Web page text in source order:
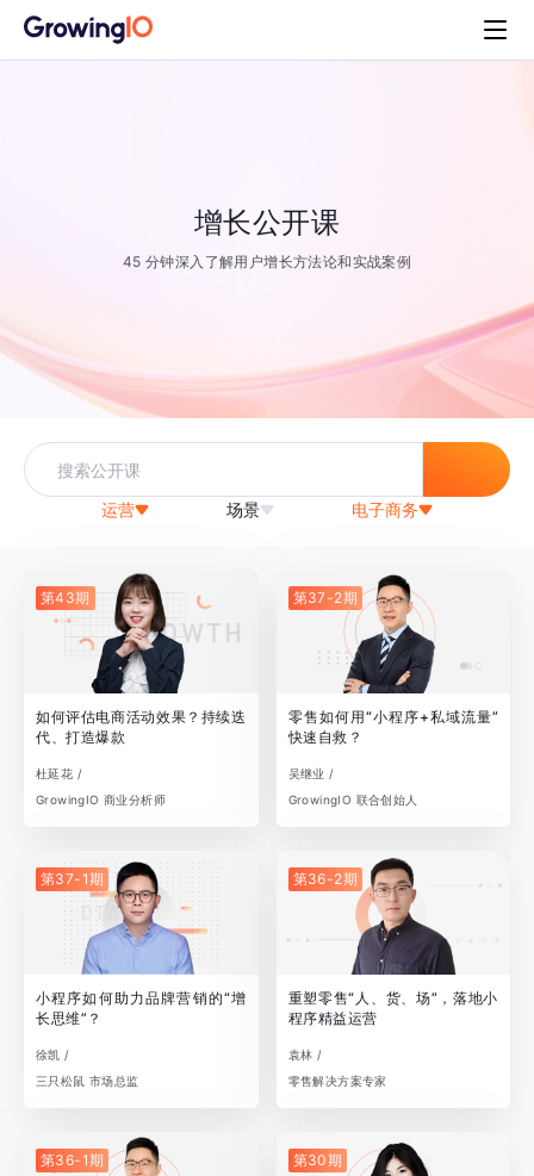
增长公开课
45 分钟深入了解用户增长方法论和实战案例
运营 场景 电子商务
第43期
如何评估电商活动效果？持续迭
代、打造爆款
杜延花 /
GrowingIO 商业分析师
第37-2期
零售如何用“小程序+私域流量”
快速自救？
吴继业 /
GrowingIO 联合创始人
第37-1期
小程序如何助力品牌营销的“增
长思维”？
徐凯 /
三只松鼠 市场总监
第36-2期
重塑零售“人、货、场”，落地小
程序精益运营
袁林 /
零售解决方案专家
第36-1期 第30期